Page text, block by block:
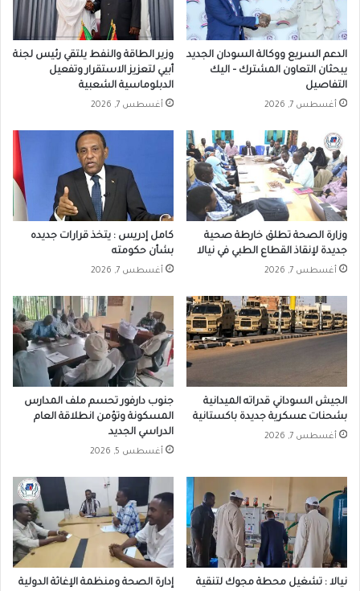
الدعم السريع ووكالة السودان الجديد
يبحثان التعاون المشترك – اليك
التفاصيل
أغسطس 7, 2026
وزير الطاقة والنفط يلتقي رئيس لجنة
أبيي لتعزيز الاستقرار وتفعيل
الدبلوماسية الشعبية
أغسطس 7, 2026
وزارة الصحة تطلق خارطة صحية
جديدة لإنقاذ القطاع الطبي في نيالا
أغسطس 7, 2026
كامل إدريس : يتخذ قرارات جديده
بشأن حكومته
أغسطس 7, 2026
الجيش السوداني قدراته الميدانية
بشحنات عسكرية جديدة باكستانية
أغسطس 7, 2026
جنوب دارفور تحسم ملف المدارس
المسكونة وتؤمن انطلاقة العام
الدراسي الجديد
أغسطس 5, 2026
نيالا : تشغيل محطة مجوك لتنقية
إدارة الصحة ومنظمة الإغاثة الدولية